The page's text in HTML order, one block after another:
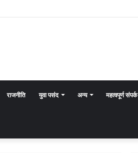
राजनीति युवा पसंद अन्य महत्वपूर्ण संपर्क